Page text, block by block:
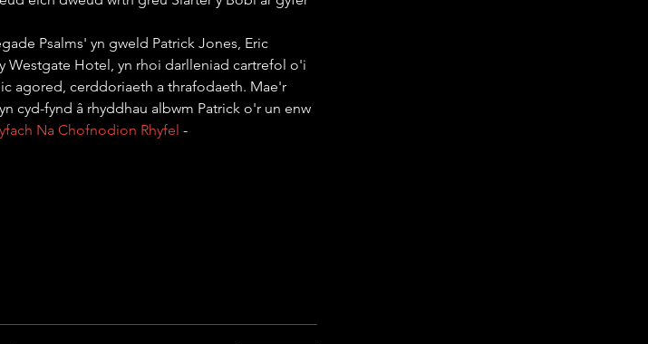
Psalms' yn gweld Patrick Jones, Eric
Westgate Hotel, yn rhoi darlleniad cartrefol o'i
agored, cerddoriaeth a thrafodaeth. Mae'r
cyd-fynd â rhyddhau albwm Patrick o'r un enw
Na Chofnodion Rhyfel -